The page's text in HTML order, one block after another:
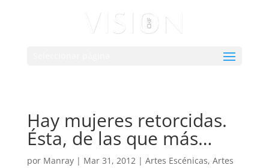
Hay mujeres retorcidas.
Ésta, de las que más…
por Manray| Mar 31, 2012| Artes Escénicas, Artes